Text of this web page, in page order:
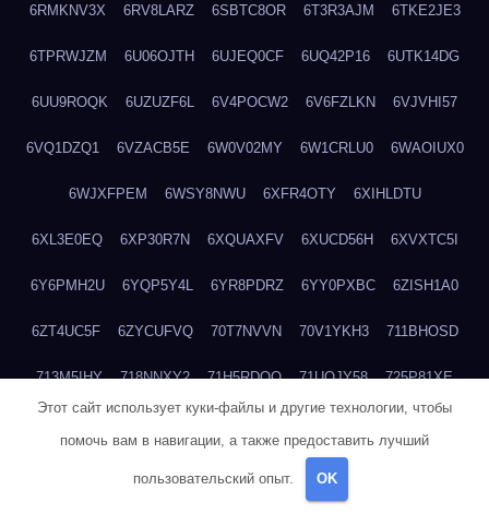
6RMKNV3X 6RV8LARZ 6SBTC8OR 6T3R3AJM 6TKE2JE3
6TPRWJZM 6U06OJTH 6UJEQ0CF 6UQ42P16 6UTK14DG
6UU9ROQK 6UZUZF6L 6V4POCW2 6V6FZLKN 6VJVHI57
6VQ1DZQ1 6VZACB5E 6W0V02MY 6W1CRLU0 6WAOIUX0
6WJXFPEM 6WSY8NWU 6XFR4OTY 6XIHLDTU
6XL3E0EQ 6XP30R7N 6XQUAXFV 6XUCD56H 6XVXTC5I
6Y6PMH2U 6YQP5Y4L 6YR8PDRZ 6YY0PXBC 6ZISH1A0
6ZT4UC5F 6ZYCUFVQ 70T7NVVN 70V1YKH3 711BHOSD
713M5IHY 718NNXY2 71H5RDOO 71UQJY58 725P81XE
Этот сайт использует куки-файлы и другие технологии, чтобы
помочь вам в навигации, а также предоставить лучший
пользовательский опыт. OK